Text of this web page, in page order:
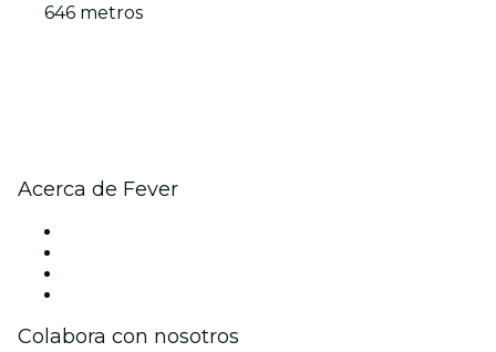
646 metros
Acerca de Fever
Colabora con nosotros